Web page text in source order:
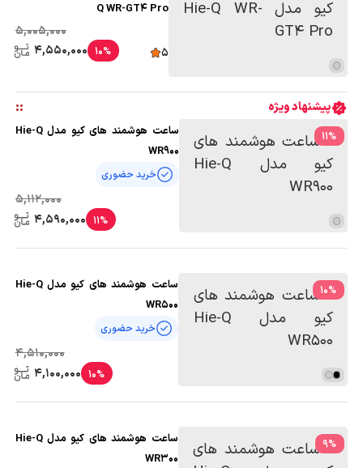
Q WR-GT4 Pro
5
5,005,000
10%
4,550,000
پیشنهاد ویژه ::
%
11
ساعت هوشمند های کیو مدل Hie-Q
WR900
خرید حضوری
5,112,000
11%
4,590,000
%
10
ساعت هوشمند های کیو مدل Hie-Q
WR500
خرید حضوری
4,510,000
10%
4,100,000
%
9
ساعت هوشمند های کیو مدل Hie-Q
WR300